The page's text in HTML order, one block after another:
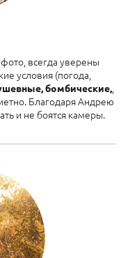
всегда уверены
условия (погода,
бомбические,,
Благодаря Андрею
и не боятся камеры.